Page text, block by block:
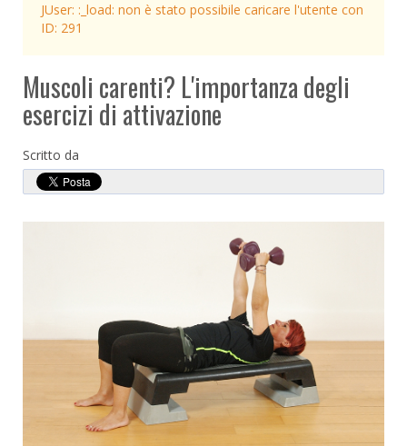
JUser: :_load: non è stato possibile caricare l'utente con
ID: 291
Muscoli carenti? L'importanza degli
esercizi di attivazione
Scritto da